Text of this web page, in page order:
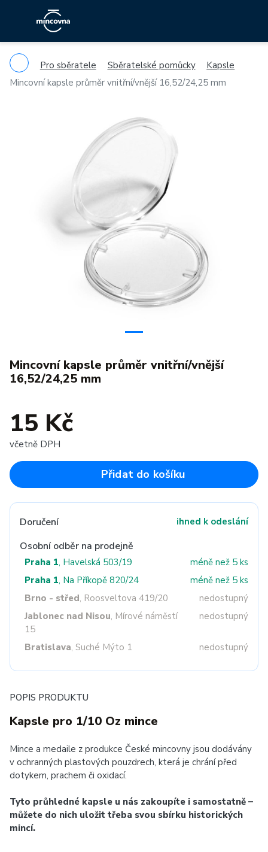
Pro sběratele Sběratelské pomůcky
Kapsle
Mincovní kapsle průměr vnitřní/vnější 16,52/24,25 mm
Mincovní kapsle průměr vnitřní/vnější
16,52/24,25 mm
15 Kč
včetně DPH
Přidat do košíku
Doručení ihned k odeslání
Osobní odběr na prodejně
Praha 1, Havelská 503/19
méně než 5 ks
Praha 1, Na Příkopě 820/24
méně než 5 ks
Brno - střed, Roosveltova 419/20
nedostupný
Jablonec nad Nisou, Mírové náměstí
15
nedostupný
Bratislava, Suché Mýto 1 nedostupný
POPIS PRODUKTU
Kapsle pro 1/10 Oz mince
Mince a medaile z produkce České mincovny jsou dodávány
v ochranných plastových pouzdrech, která je chrání před
dotykem, prachem či oxidací.
Tyto průhledné kapsle u nás zakoupíte i samostatně –
můžete do nich uložit třeba svou sbírku historických
mincí.